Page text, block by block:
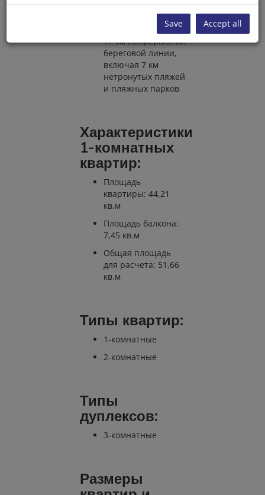
подиуме уровней 1
11 км непрерывной
береговой линии,
включая 7 км
нетронутых пляжей
и пляжных парков
Характеристики
1-комнатных
квартир:
Площадь
квартиры: 44,21
кв.м
Площадь балкона:
7,45 кв.м
Общая площадь
для расчета: 51,66
кв.м
Типы квартир:
1-комнатные
2-комнатные
Типы
дуплексов:
3-комнатные
Размеры
Save Accept all